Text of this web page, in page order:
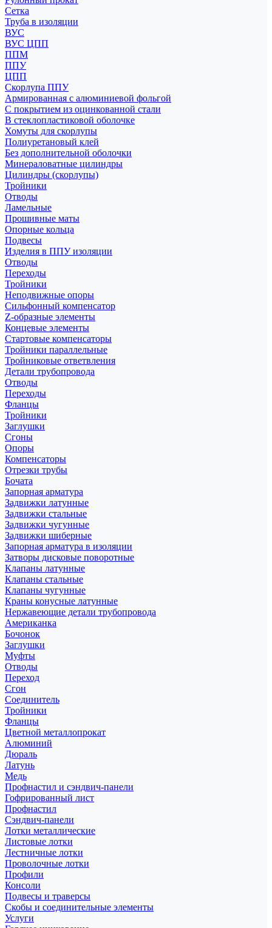
Сетка
Труба в изоляции
ВУС
ВУС ЦПП
ППМ
ППУ
ЦПП
Скорлупа ППУ
Армированная с алюминиевой фольгой
С покрытием из оцинкованной стали
В стеклопластиковой оболочке
Хомуты для скорлупы
Полиуретановый клей
Без дополнительной оболочки
Минераловатные цилиндры
Цилиндры (скорлупы)
Тройники
Отводы
Ламельные
Прошивные маты
Опорные кольца
Подвесы
Изделия в ППУ изоляции
Отводы
Переходы
Тройники
Неподвижные опоры
Cильфонный компенсатор
Z-образные элементы
Концевые элементы
Стартовые компенсаторы
Тройники параллельные
Тройниковые ответвления
Детали трубопровода
Отводы
Переходы
Фланцы
Тройники
Заглушки
Сгоны
Опоры
Компенсаторы
Отрезки трубы
Бочата
Запорная арматура
Задвижки латунные
Задвижки стальные
Задвижки чугунные
Задвижки шиберные
Запорная арматура в изоляции
Затворы дисковые поворотные
Клапаны латунные
Клапаны стальные
Клапаны чугунные
Краны конусные латунные
Нержавеющие детали трубопровода
Американка
Бочонок
Заглушки
Муфты
Отводы
Переход
Сгон
Соединитель
Тройники
Фланцы
Цветной металлопрокат
Алюминий
Дюраль
Латунь
Медь
Профнастил и сэндвич-панели
Гофрированный лист
Профнастил
Сэндвич-панели
Лотки металлические
Листовые лотки
Лестничные лотки
Проволочные лотки
Профили
Консоли
Подвесы и траверсы
Скобы и соединительные элементы
Услуги